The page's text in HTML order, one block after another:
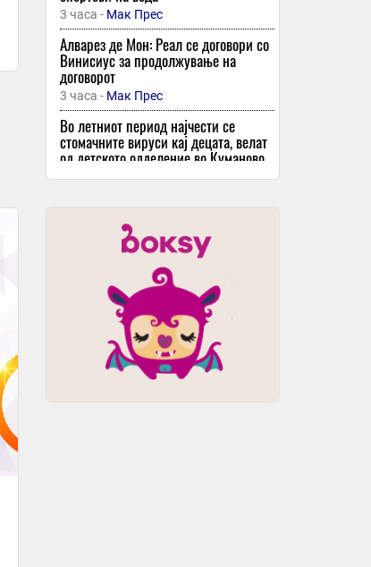
3 часа - Мак Прес
Алварез де Мон: Реал се договори со
Винисиус за продолжување на
договорот
3 часа - Мак Прес
Во летниот период најчести се
стомачните вируси кај децата, велат
од детското одделение во Куманово
3 часа -Мак Прес-+1
тренираше со негов „ретро“ дрес од
Винисиус официјално во Реал
Мадрид до 2032 година
Денешен-+1
Дневен хороскоп за петок, 7 август:
Лавот ужива во љубовта, Бикот